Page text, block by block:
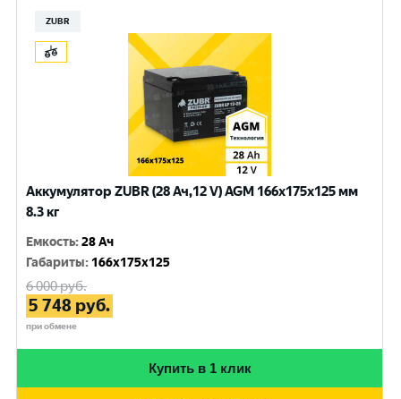
ZUBR
Аккумулятор ZUBR (28 Ач,12 V) AGM 166x175x125 мм
8.3 кг
Емкость:28 Ач
Габариты: 166x175x125
6 000руб.
5 748 руб.
при обмене
Купить в 1 клик